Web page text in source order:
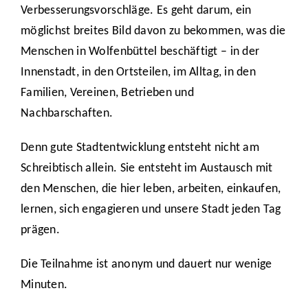
Verbesserungsvorschläge. Es geht darum, ein
möglichst breites Bild davon zu bekommen, was die
Menschen in Wolfenbüttel beschäftigt – in der
Innenstadt, in den Ortsteilen, im Alltag, in den
Familien, Vereinen, Betrieben und
Nachbarschaften.
Denn gute Stadtentwicklung entsteht nicht am
Schreibtisch allein. Sie entsteht im Austausch mit
den Menschen, die hier leben, arbeiten, einkaufen,
lernen, sich engagieren und unsere Stadt jeden Tag
prägen.
Die Teilnahme ist anonym und dauert nur wenige
Minuten.